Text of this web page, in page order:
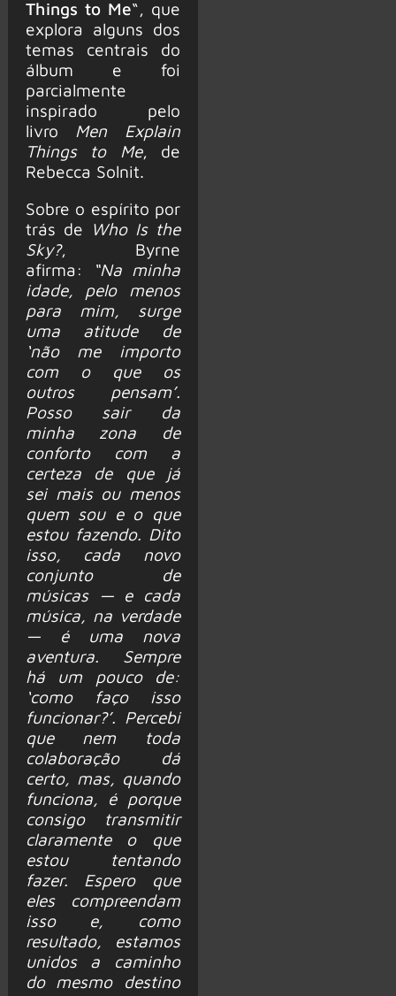
Things to Me“, que
explora alguns dos
temas centrais do
álbum e foi
parcialmente
inspirado pelo
livro Men Explain
Things to Me, de
Rebecca Solnit.
Sobre o espírito por
trás de Who Is the
Sky?, Byrne
afirma:
“Na minha
idade, pelo menos
para mim, surge
uma atitude de
‘não me importo
com o que os
outros pensam’.
Posso sair da
minha zona de
conforto com a
certeza de que já
sei mais ou menos
quem sou e o que
estou fazendo. Dito
isso, cada novo
conjunto de
músicas — e cada
música, na verdade
— é uma nova
aventura. Sempre
há um pouco de:
‘como faço isso
funcionar?’. Percebi
que nem toda
colaboração dá
certo, mas, quando
funciona, é porque
consigo transmitir
claramente o que
estou tentando
fazer. Espero que
eles compreendam
isso e, como
resultado, estamos
unidos a caminho
do mesmo destino